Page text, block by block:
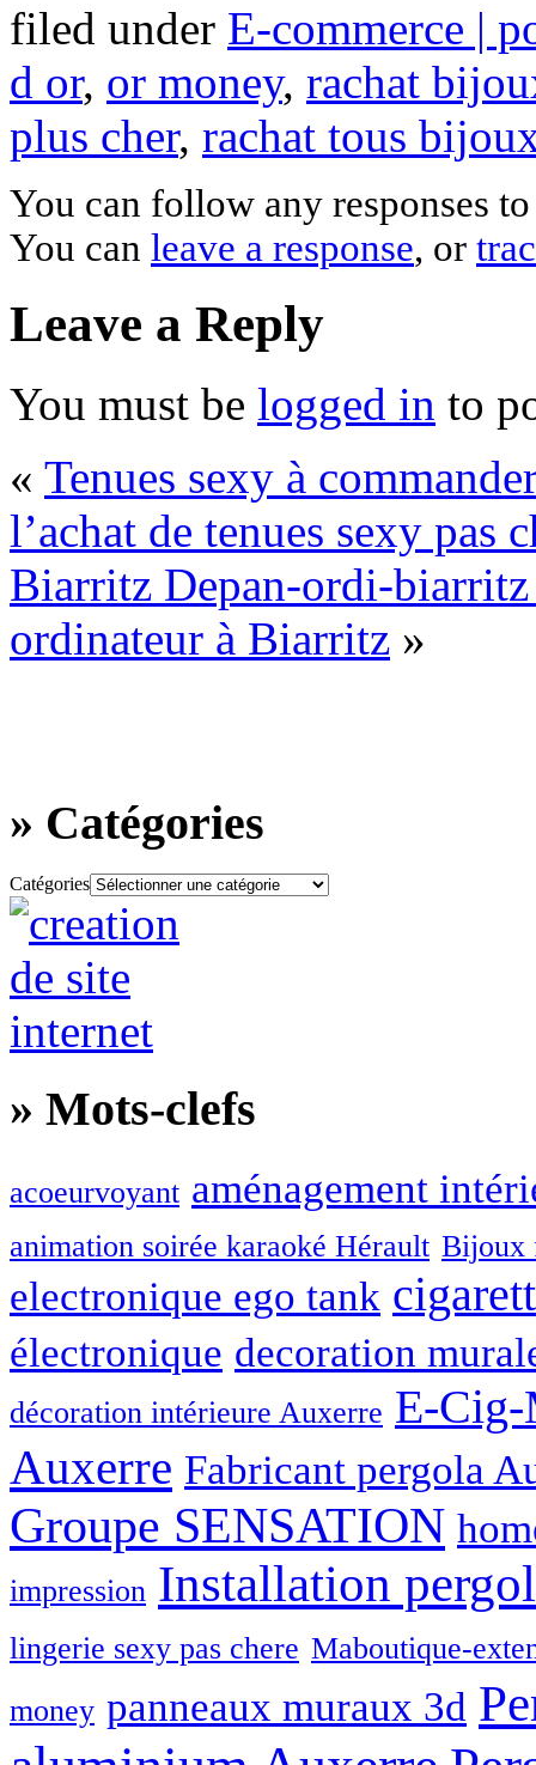
filed under E-commerce |
d or, or money, rachat
plus cher, rachat tous
You can follow any responses
You can leave a response, or
Leave a Reply
You must be logged in to
« Tenues sexy à
l’achat de tenues sexy pas
Biarritz Depan-ordi-biarritz
ordinateur à Biarritz »
» Catégories
Catégories
» Mots-clefs
acoeurvoyant aménagement
animation soirée karaoké Hérault Bijoux
electronique ego tank
électronique decoration
décoration intérieure Auxerre E-
Auxerre Fabricant pergola
Groupe SENSATION
impression Installation
lingerie sexy pas chere Maboutique-
money panneaux muraux 3d